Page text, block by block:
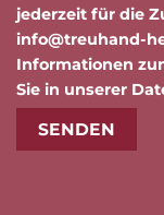
jederzeit für die
info@treuhand-
Informationen
Sie in unserer